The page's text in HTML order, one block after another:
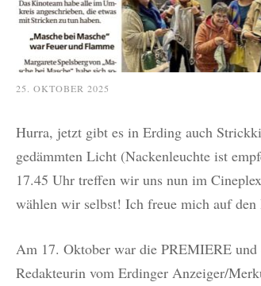
25. OKTOBER 2025
Hurra, jetzt gibt es in Erding auch
gedämmten Licht (Nackenleuchte ist
17.45 Uhr treffen wir uns nun im
wählen wir selbst! Ich freue mich auf
Am 17. Oktober war die PREMIERE
Redakteurin vom Erdinger Anzeiger/